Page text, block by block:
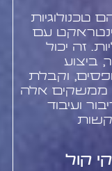
טכנולוגיות
עם
זה יכול
ביצוע
וקבלת
ממשקים אלה
ועיבוד
קול